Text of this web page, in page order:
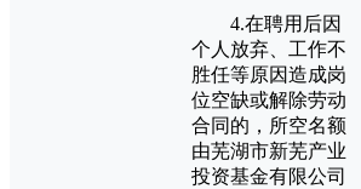
4.在聘用后因
个人放弃、工作不
胜任等原因造成岗
位空缺或解除劳动
合同的，所空名额
由芜湖市新芜产业
投资基金有限公司